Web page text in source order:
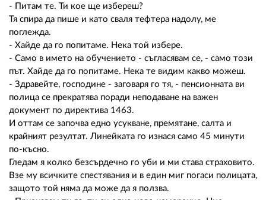
- Питам те. Ти кое ще избереш?
Тя спира да пише и като сваля тефтера надолу, ме
поглежда.
- Хайде да го попитаме. Нека той избере.
- Само в името на обучението - съгласявам се, - само този
път. Хайде да го попитаме. Нека те видим какво можеш.
- Здравейте, господине - заговаря го тя, - пенсионната ви
полица се прекратява поради неподаване на важен
документ по директива 1463.
И оттам се започва едно усукване, премятане, салта и
крайният резултат. Линейката го изнася само 45 минути
по-късно.
Гледам я колко безсърдечно го уби и ми става страховито.
Взе му всичките спестявания и в един миг погаси полицата,
защото той няма да може да я ползва.